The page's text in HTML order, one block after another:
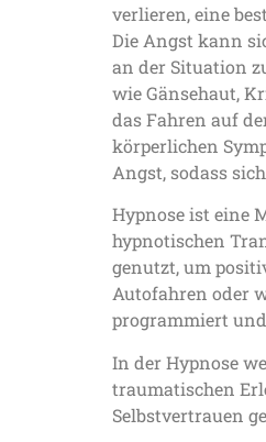
verlieren, eine
Die Angst kann
an der Situation
wie Gänsehaut,
das Fahren auf
körperlichen
Angst, sodass
Hypnose ist eine
hypnotischen
genutzt, um
Autofahren oder
programmiert
In der Hypnose
traumatischen
Selbstvertrauen